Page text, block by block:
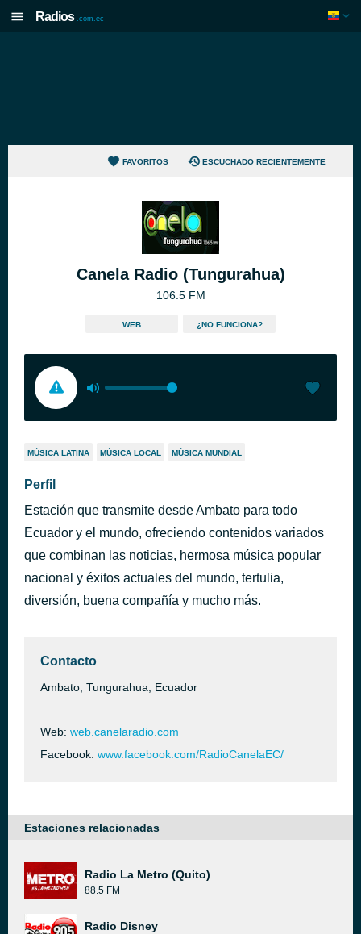
Radios .com.ec
FAVORITOS ESCUCHADO RECIENTEMENTE
Canela Radio (Tungurahua)
106.5 FM
WEB ¿NO FUNCIONA?
MÚSICA LATINA MÚSICA LOCAL MÚSICA MUNDIAL
Perfil
Estación que transmite desde Ambato para todo
Ecuador y el mundo, ofreciendo contenidos variados
que combinan las noticias, hermosa música popular
nacional y éxitos actuales del mundo, tertulia,
diversión, buena compañía y mucho más.
Contacto
Ambato, Tungurahua, Ecuador
Web: web.canelaradio.com
Facebook: www.facebook.com/RadioCanelaEC/
Estaciones relacionadas
Radio La Metro (Quito)
88.5 FM
Radio Disney